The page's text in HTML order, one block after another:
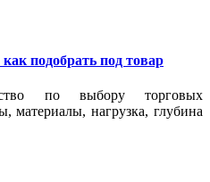
подобрать под товар
по выбору торговых
материалы, нагрузка, глубина